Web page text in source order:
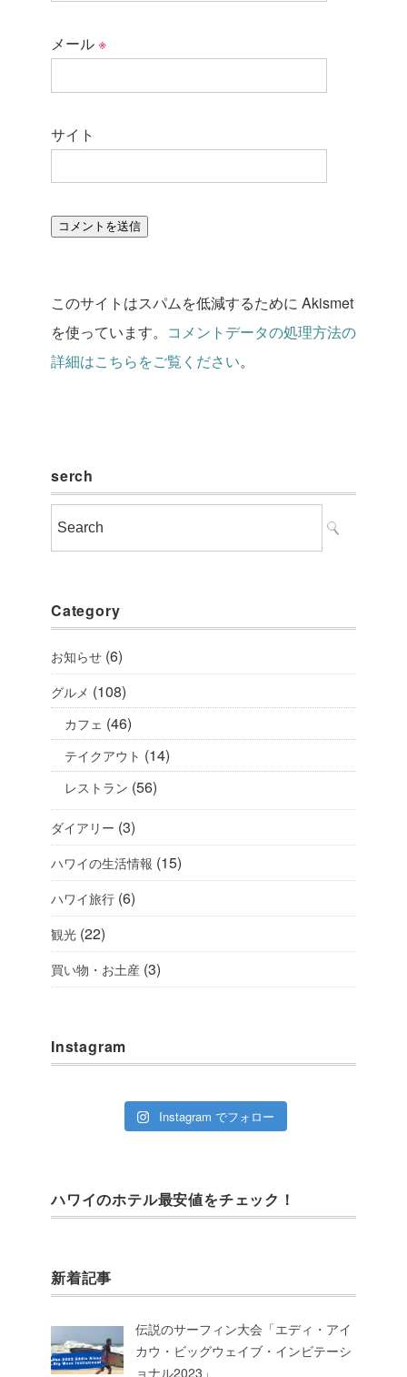
メール※
サイト
このサイトはスパムを低減するために Akismet
を使っています。 コメントデータの処理方法の
詳細はこちらをご覧ください。
serch
Category
お知らせ (6)
グルメ (108)
カフェ (46)
テイクアウト (14)
レストラン (56)
ダイアリー (3)
ハワイの生活情報 (15)
ハワイ旅行 (6)
観光 (22)
買い物・お土産 (3)
Instagram
Instagram でフォロー
ハワイのホテル最安値をチェック！
新着記事
伝説のサーフィン大会「エディ・アイ
カウ・ビッグウェイブ・インビテーシ
ョナル2023」